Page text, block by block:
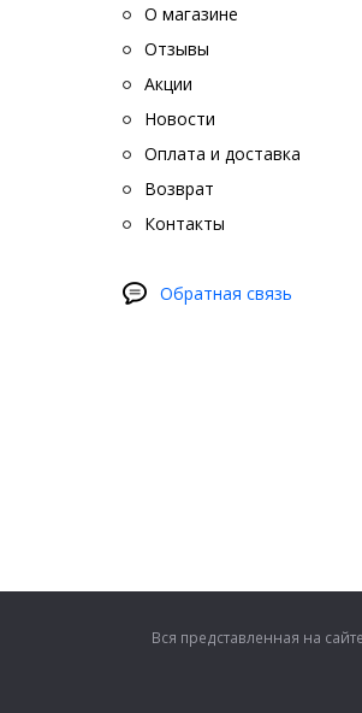
О магазине
Отзывы
Акции
Новости
Оплата и доставка
Возврат
Контакты
Обратная связь
Вся представленная на